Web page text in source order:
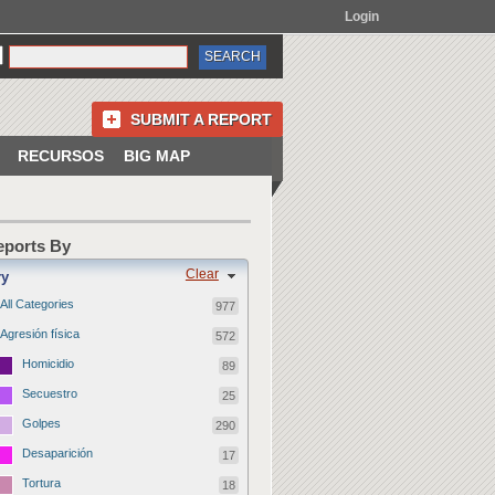
Login
SUBMIT A REPORT
RECURSOS BIG MAP
By
Clear
All Categories 977
Agresión física 572
Homicidio 89
Secuestro 25
Golpes 290
Desaparición 17
Tortura 18